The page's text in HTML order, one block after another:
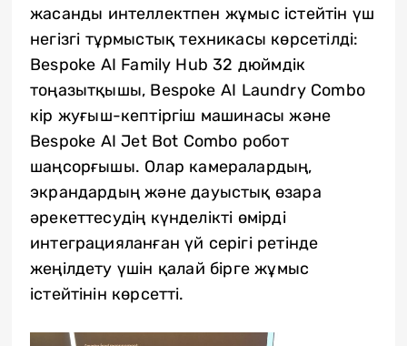
жасанды интеллектпен жұмыс істейтін үш
негізгі тұрмыстық техникасы көрсетілді:
Bespoke AI Family Hub 32 дюймдік
тоңазытқышы, Bespoke AI Laundry Combo
кір жуғыш-кептіргіш машинасы және
Bespoke AI Jet Bot Combo робот
шаңсорғышы. Олар камералардың,
экрандардың және дауыстық өзара
әрекеттесудің күнделікті өмірді
интеграцияланған үй серігі ретінде
жеңілдету үшін қалай бірге жұмыс
істейтінін көрсетті.